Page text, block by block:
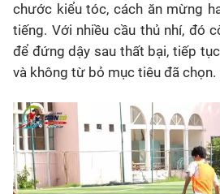
chước kiểu tóc, cách ăn mừng
tiếng. Với nhiều cầu thủ nhí, đó
để đứng dậy sau thất bại, tiếp
và không từ bỏ mục tiêu đã chọn.